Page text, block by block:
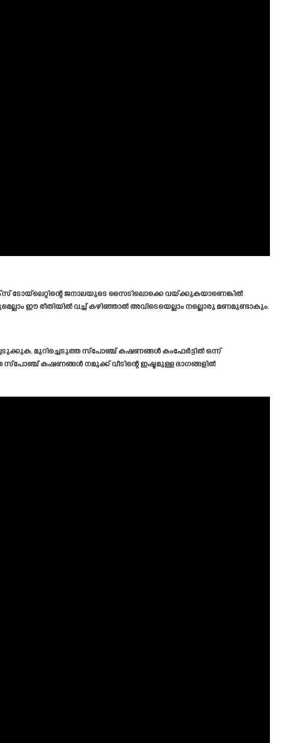
ടോയ്‌ലെറ്റിന്റെ ജനാലയുടെ സൈടിലൊക്കെ വയ്ക്കുകയാണെങ്കിൽ
ഈ രീതിയിൽ വച്ച് കഴിഞ്ഞാൽ അവിടെയെല്ലാം നല്ലൊരു മണമുണ്ടാകും.
മുറിച്ചെടുത്ത സ്പോഞ്ച് കഷണങ്ങൾ കംഫേർട്ടിൽ ഒന്ന്
സ്പോഞ്ച് കഷണങ്ങൾ നമുക്ക് വീടിന്റെ ഇഷ്ടമുള്ള ഭാഗങ്ങളിൽ